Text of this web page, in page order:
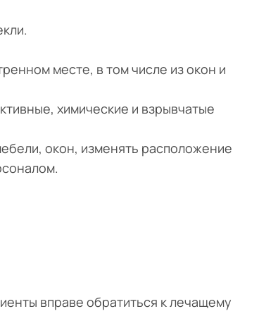
месте, в том числе из окон и
химические и взрывчатые
окон, изменять расположение
вправе обратиться к лечащему